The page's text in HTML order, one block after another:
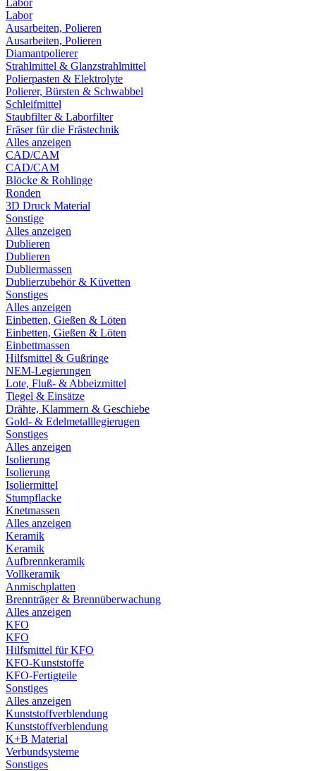
Labor
Labor
Ausarbeiten, Polieren
Ausarbeiten, Polieren
Diamantpolierer
Strahlmittel & Glanzstrahlmittel
Polierpasten & Elektrolyte
Polierer, Bürsten & Schwabbel
Schleifmittel
Staubfilter & Laborfilter
Fräser für die Frästechnik
Alles anzeigen
CAD/CAM
CAD/CAM
Blöcke & Rohlinge
Ronden
3D Druck Material
Sonstige
Alles anzeigen
Dublieren
Dublieren
Dubliermassen
Dublierzubehör & Küvetten
Sonstiges
Alles anzeigen
Einbetten, Gießen & Löten
Einbetten, Gießen & Löten
Einbettmassen
Hilfsmittel & Gußringe
NEM-Legierungen
Lote, Fluß- & Abbeizmittel
Tiegel & Einsätze
Drähte, Klammern & Geschiebe
Gold- & Edelmetalllegierugen
Sonstiges
Alles anzeigen
Isolierung
Isolierung
Isoliermittel
Stumpflacke
Knetmassen
Alles anzeigen
Keramik
Keramik
Aufbrennkeramik
Vollkeramik
Anmischplatten
Brennträger & Brennüberwachung
Alles anzeigen
KFO
KFO
Hilfsmittel für KFO
KFO-Kunststoffe
KFO-Fertigteile
Sonstiges
Alles anzeigen
Kunststoffverblendung
Kunststoffverblendung
K+B Material
Verbundsysteme
Sonstiges